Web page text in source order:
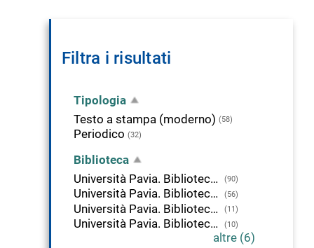
Filtra i risultati
Tipologia
Testo a stampa (moderno) (58)
Periodico (32)
Biblioteca
Università Pavia. Biblioteca della Scienza e della Tecnica
(90)
Università Pavia. Biblioteca di Scienze Politiche (56)
Università Pavia. Biblioteca di Giurisprudenza (11)
Università Pavia. Biblioteca di Studi Umanistici (10)
altre (6)